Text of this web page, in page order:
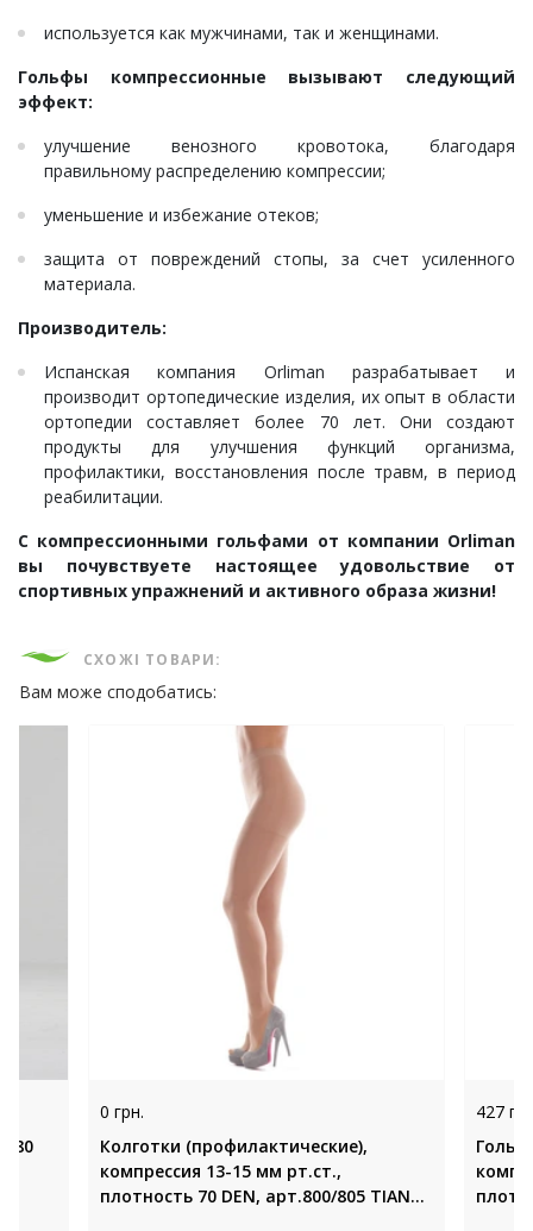
используется как мужчинами, так и женщинами.
Гольфы компрессионные вызывают следующий
эффект:
улучшение венозного кровотока, благодаря
правильному распределению компрессии;
уменьшение и избежание отеков;
защита от повреждений стопы, за счет усиленного
материала.
Производитель:
Испанская компания Orliman разрабатывает и
производит ортопедические изделия, их опыт в области
ортопедии составляет более 70 лет. Они создают
продукты для улучшения функций организма,
профилактики, восстановления после травм, в период
реабилитации.
С компрессионными гольфами от компании Orliman
вы почувствуете настоящее удовольствие от
спортивных упражнений и активного образа жизни!
СХОЖІ ТОВАРИ:
Вам може сподобатись:
0 грн.
Колготки (профилактические),
компрессия 13-15 мм рт.ст.,
плотность 70 DEN, арт.800/805 TIANA
427